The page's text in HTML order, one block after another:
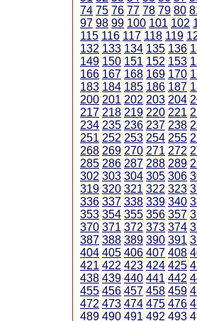
74 75 76 77 78 79 80
97 98 99 100 101 102
115 116 117 118 119
132 133 134 135 136
149 150 151 152 153
166 167 168 169 170
183 184 185 186 187
200 201 202 203 204
217 218 219 220 221
234 235 236 237 238
251 252 253 254 255
268 269 270 271 272
285 286 287 288 289
302 303 304 305 306
319 320 321 322 323
336 337 338 339 340
353 354 355 356 357
370 371 372 373 374
387 388 389 390 391
404 405 406 407 408
421 422 423 424 425
438 439 440 441 442
455 456 457 458 459
472 473 474 475 476
489 490 491 492 493